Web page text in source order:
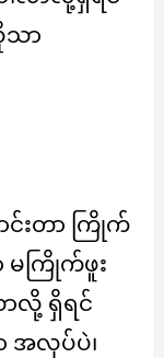
သာ
င်းတာ ကြိုက်
မကြိုက်ဖူး
ာလို့ ရှိရင်
အလုပ်ပဲ၊